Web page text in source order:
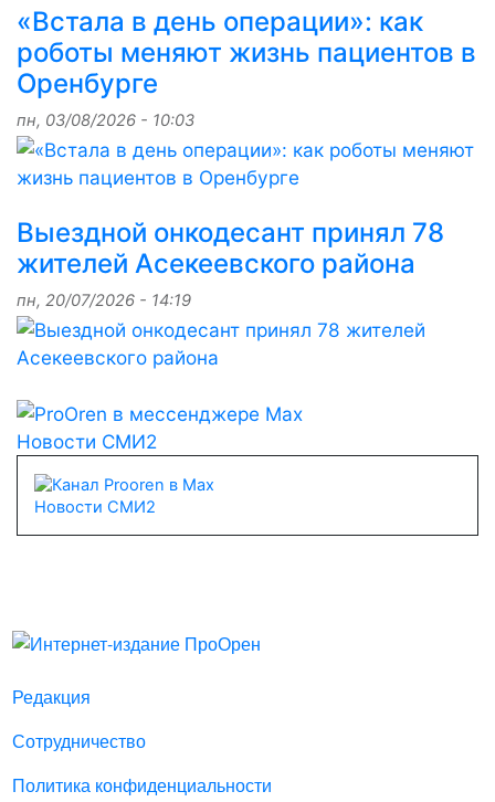
«Встала в день операции»: как
роботы меняют жизнь пациентов в
Оренбурге
пн, 03/08/2026 - 10:03
Выездной онкодесант принял 78
жителей Асекеевского района
пн, 20/07/2026 - 14:19
Новости СМИ2
Новости СМИ2
Редакция
Сотрудничество
Политика конфиденциальности